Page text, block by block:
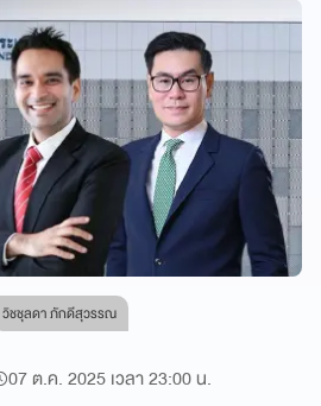
วิชชุลดา ภักดีสุวรรณ
07 ต.ค. 2025 เวลา 23:00 น.